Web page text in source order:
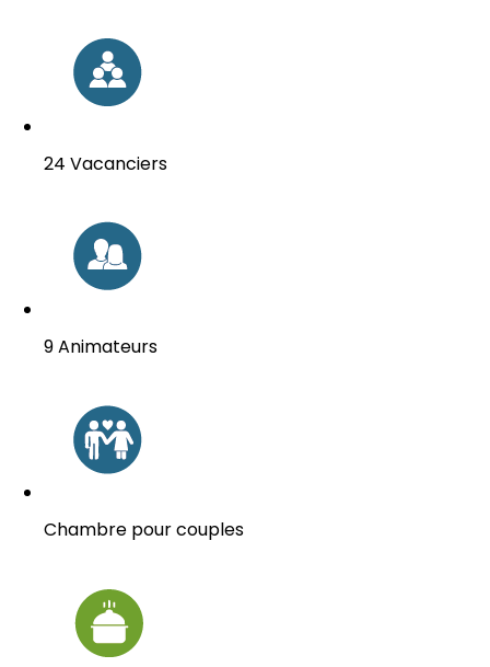
24 Vacanciers
9 Animateurs
Chambre pour couples